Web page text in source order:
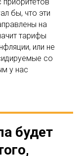
бы, что эти
на
тарифы
или не
со
у нас
будет